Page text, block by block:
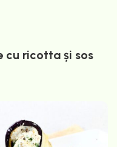
cu ricotta și sos